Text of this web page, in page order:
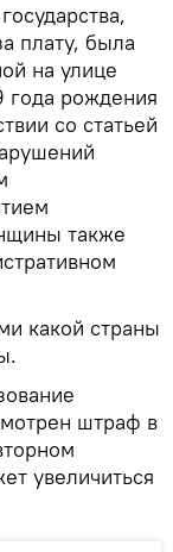
плату, была
на улице
рождения
со статьей
также
какой страны
штраф в
увеличиться